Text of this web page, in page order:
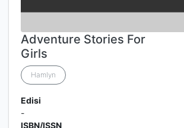
Adventure Stories For
Girls
Hamlyn
Edisi
-
ISBN/ISSN